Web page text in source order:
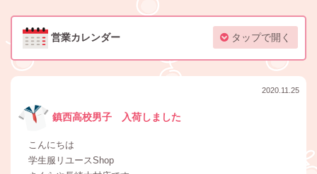
営業カレンダー タップで開く
2020.11.25
鎮西高校男子 入荷しました
こんにちは
学生服リユースShop